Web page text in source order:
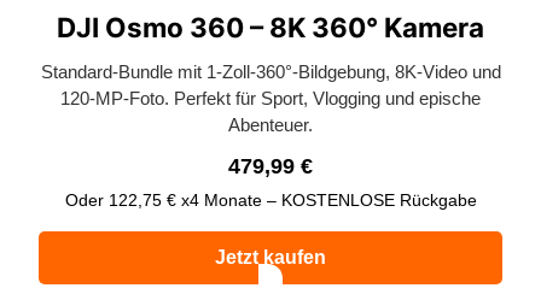
DJI Osmo 360 – 8K 360° Kamera
Standard-Bundle mit 1-Zoll-360°-Bildgebung, 8K-Video und
120-MP-Foto. Perfekt für Sport, Vlogging und epische
Abenteuer.
479,99 €
Oder 122,75 € x4 Monate – KOSTENLOSE Rückgabe
Jetzt kaufen